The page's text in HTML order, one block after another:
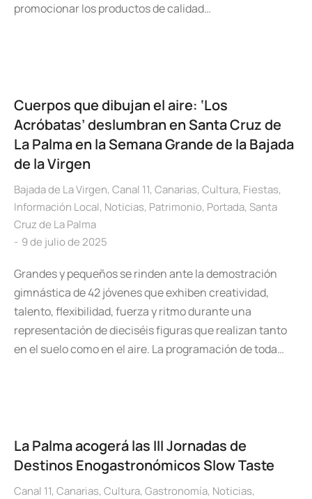
promocionar los productos de calidad…
Cuerpos que dibujan el aire: ‘Los
Acróbatas’ deslumbran en Santa Cruz de
La Palma en la Semana Grande de la Bajada
de la Virgen
Bajada de La Virgen, Canal 11, Canarias, Cultura, Fiestas,
Información Local, Noticias, Patrimonio, Portada, Santa
Cruz de La Palma
9 de julio de 2025
Grandes y pequeños se rinden ante la demostración
gimnástica de 42 jóvenes que exhiben creatividad,
talento, flexibilidad, fuerza y ritmo durante una
representación de dieciséis figuras que realizan tanto
en el suelo como en el aire. La programación de toda…
La Palma acogerá las III Jornadas de
Destinos Enogastronómicos Slow Taste
Canal 11, Canarias, Cultura, Gastronomía, Noticias,